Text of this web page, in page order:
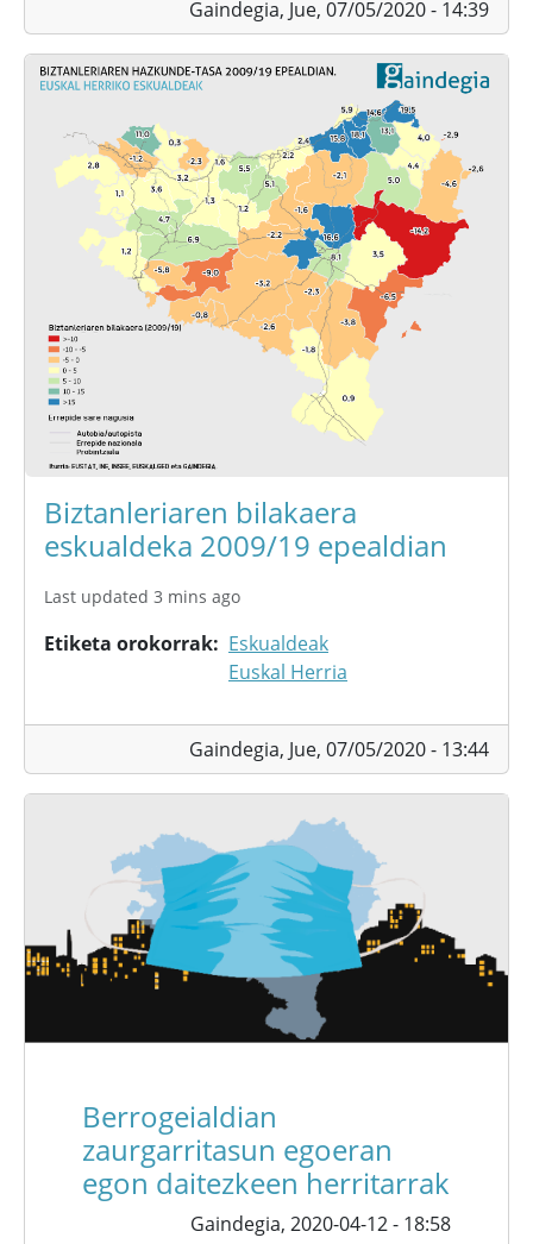
Gaindegia, Jue, 07/05/2020 - 14:39
Biztanleriaren bilakaera
eskualdeka 2009/19 epealdian
Last updated 3 mins ago
Etiketa orokorrak
Eskualdeak
Euskal Herria
Gaindegia, Jue, 07/05/2020 - 13:44
Berrogeialdian
zaurgarritasun egoeran
egon daitezkeen herritarrak
Gaindegia, 2020-04-12 - 18:58